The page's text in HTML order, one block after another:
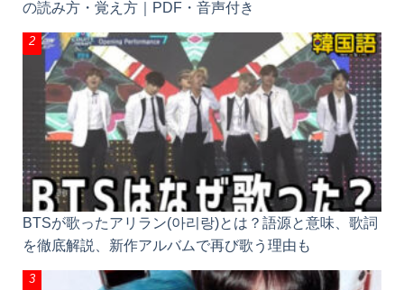
の読み方・覚え方｜PDF・音声付き
BTSが歌ったアリラン(아리랑)とは？語源と意味、歌詞
を徹底解説、新作アルバムで再び歌う理由も